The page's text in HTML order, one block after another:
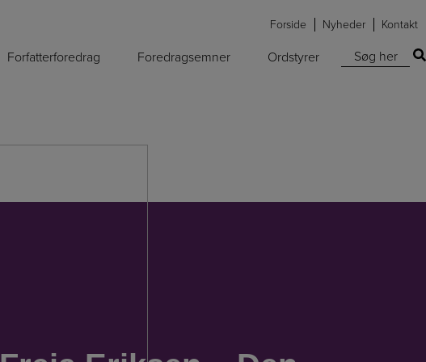
Forside Nyheder Kontakt
Forfatterforedrag Foredragsemner Ordstyrer Søg efter: